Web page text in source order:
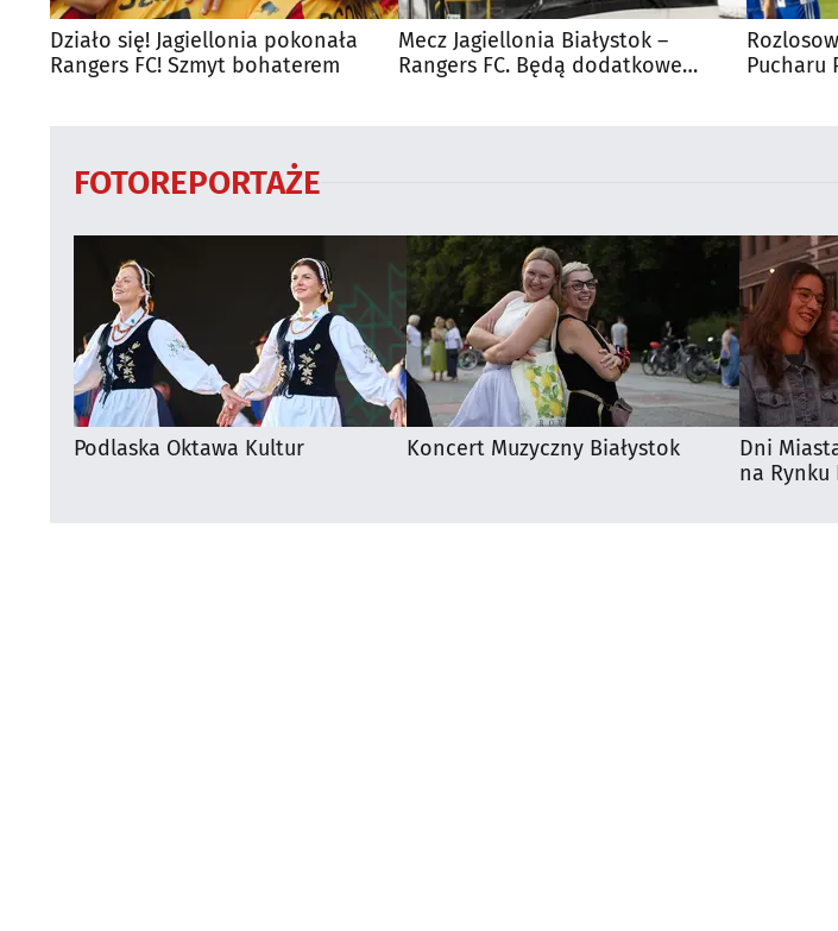
Działo się! Jagiellonia pokonała
Rangers FC! Szmyt bohaterem
Mecz Jagiellonia Białystok –
Rangers FC. Będą dodatkowe
Pucharu
FOTOREPORTAŻE
Podlaska Oktawa Kultur Koncert Muzyczny Białystok
Dni
na Rynku